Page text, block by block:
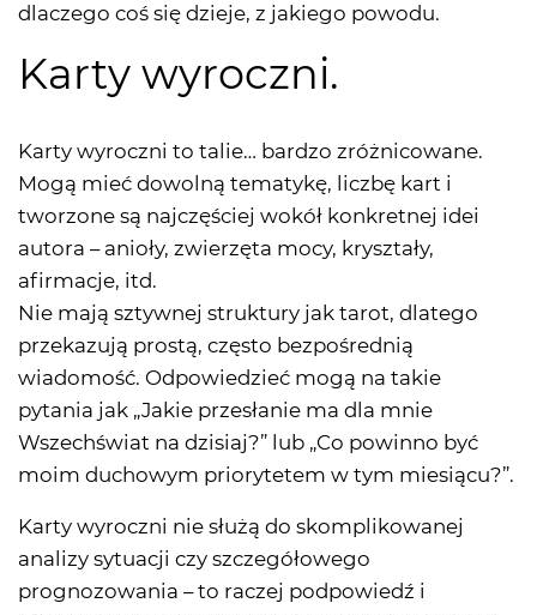
dlaczego coś się dzieje, z jakiego powodu.
Karty wyroczni.
Karty wyroczni to talie… bardzo zróżnicowane.
Mogą mieć dowolną tematykę, liczbę kart i
tworzone są najczęściej wokół konkretnej idei
autora – anioły, zwierzęta mocy, kryształy,
afirmacje, itd.
Nie mają sztywnej struktury jak tarot, dlatego
przekazują prostą, często bezpośrednią
wiadomość. Odpowiedzieć mogą na takie
pytania jak „Jakie przesłanie ma dla mnie
Wszechświat na dzisiaj?” lub „Co powinno być
moim duchowym priorytetem w tym miesiącu?”.
Karty wyroczni nie służą do skomplikowanej
analizy sytuacji czy szczegółowego
prognozowania – to raczej podpowiedź i